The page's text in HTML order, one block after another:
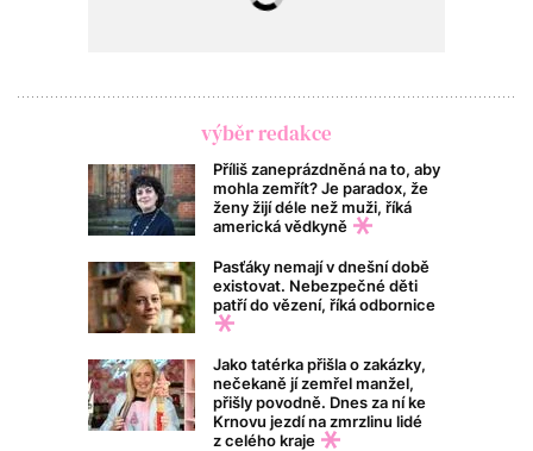
výběr redakce
Příliš zaneprázdněná na to, aby
mohla zemřít? Je paradox, že
ženy žijí déle než muži, říká
americká vědkyně
Pasťáky nemají v dnešní době
existovat. Nebezpečné děti
patří do vězení, říká odbornice
Jako tatérka přišla o zakázky,
nečekaně jí zemřel manžel,
přišly povodně. Dnes za ní ke
Krnovu jezdí na zmrzlinu lidé
z celého kraje